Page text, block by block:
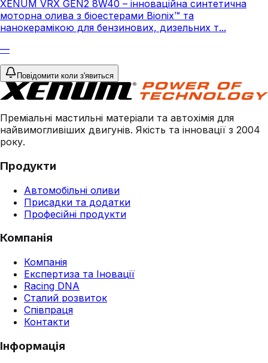
XENUM VRX GEN2 8W40 – інноваційна синтетична
моторна олива з біоестерами Bionix™ та
нанокерамікою для бензинових, дизельних т...
—
Повідомити коли з'явиться
Преміальні мастильні матеріали та автохімія для
найвимогливіших двигунів. Якість та інновації з 2004
року.
Продукти
Автомобільні оливи
Присадки та додатки
Професійні продукти
Компанія
Компанія
Експертиза та Іновації
Racing DNA
Сталий розвиток
Співпраця
Контакти
Інформація